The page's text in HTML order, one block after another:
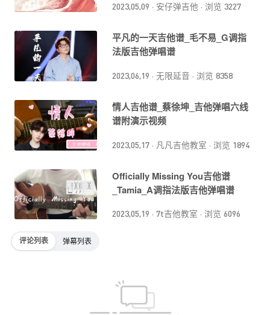
2023,05,09 · 安仔弹吉他 · 浏览 3227
平凡的一天吉他谱_毛不易_G调指
法版吉他弹唱谱
2023,06,19 · 无限延音 · 浏览 8358
情人吉他谱_蔡徐坤_吉他弹唱六线
谱附演示视频
2023,05,17 · 凡凡吉他教室 · 浏览 1894
Officially Missing You吉他谱
_Tamia_A调指法版吉他弹唱谱
2023,05,19 · 7t吉他教室 · 浏览 6096
评论列表 弹幕列表